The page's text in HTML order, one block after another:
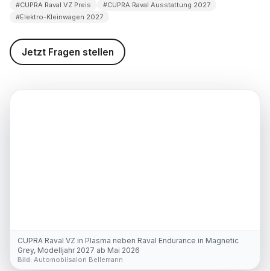
#CUPRA Raval VZ Preis
#CUPRA Raval Ausstattung 2027
#Elektro-Kleinwagen 2027
Jetzt Fragen stellen
CUPRA Raval VZ in Plasma neben Raval Endurance in Magnetic
Grey, Modelljahr 2027 ab Mai 2026
Bild: Automobilsalon Bellemann
Pakete plant CUPRA für
der Launch Editions jetzt
und Übergang ins